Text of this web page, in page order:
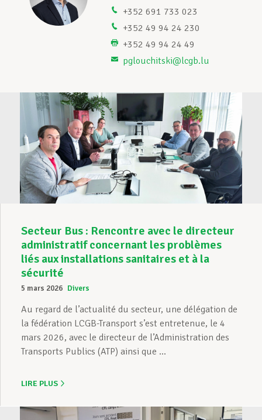
Assistance en vie privée
Devenir Membre
Actualités
+352 691 733 023
+352 49 94 24 230
+352 49 94 24 49
pglouchitski@lcgb.lu
Secteur Bus : Rencontre avec le directeur
administratif concernant les problèmes
liés aux installations sanitaires et à la
sécurité
5 mars 2026 Divers
Au regard de l’actualité du secteur, une délégation de
la fédération LCGB-Transport s’est entretenue, le 4
mars 2026, avec le directeur de l’Administration des
Transports Publics (ATP) ainsi que ...
LIRE PLUS